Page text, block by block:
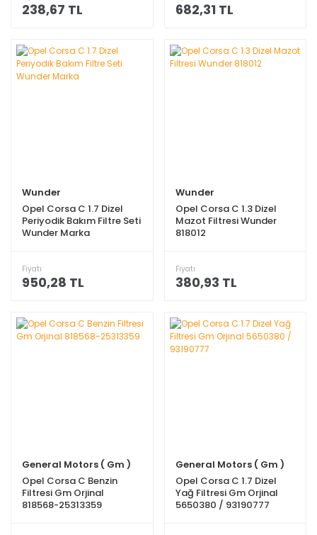
238,67 TL 682,31 TL
Wunder
Opel Corsa C 1.7 Dizel
Periyodik Bakım Filtre Seti
Wunder Marka
Fiyatı
950,28 TL
Wunder
Opel Corsa C 1.3 Dizel
Mazot Filtresi Wunder
818012
Fiyatı
380,93 TL
General Motors ( Gm )
Opel Corsa C Benzin
Filtresi Gm Orjinal
818568-25313359
General Motors ( Gm )
Opel Corsa C 1.7 Dizel
Yağ Filtresi Gm Orjinal
5650380 / 93190777